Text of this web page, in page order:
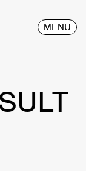
MENU